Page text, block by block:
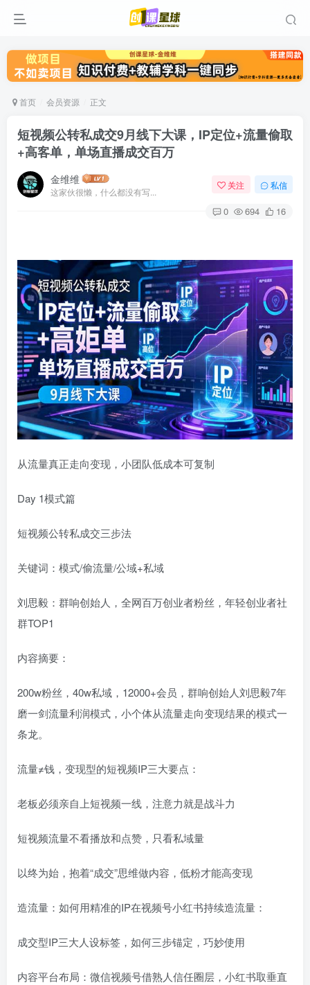
首页 会员资源 正文
短视频公转私成交9月线下大课，IP定位+流量偷取
+高客单，单场直播成交百万
金维维
这家伙很懒，什么都没有写...
关注 私信
0 694 16
从流量真正走向变现，小团队低成本可复制
Day 1模式篇
短视频公转私成交三步法
关键词：模式/偷流量/公域+私域
刘思毅：群响创始人，全网百万创业者粉丝，年轻创业者社
群TOP1
内容摘要：
200w粉丝，40w私域，12000+会员，群响创始人刘思毅7年
磨一剑流量利润模式，小个体从流量走向变现结果的模式一
条龙。
流量≠钱，变现型的短视频IP三大要点：
老板必须亲自上短视频一线，注意力就是战斗力
短视频流量不看播放和点赞，只看私域量
以终为始，抱着“成交”思维做内容，低粉才能高变现
造流量：如何用精准的IP在视频号小红书持续造流量：
成交型IP三大人设标签，如何三步锚定，巧妙使用
内容平台布局：微信视频号借熟人信任圈层，小红书取垂直